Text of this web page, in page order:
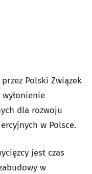
Polski Związek
dla rozwoju
w Polsce.
jest czas
w